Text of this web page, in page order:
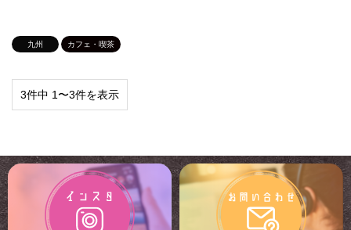
九州 カフェ・喫茶
3件中 1〜3件を表示